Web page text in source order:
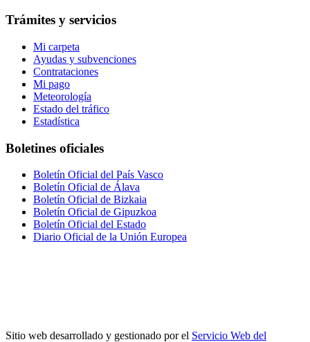
Trámites y servicios
Mi carpeta
Ayudas y subvenciones
Contrataciones
Mi pago
Meteorología
Estado del tráfico
Estadística
Boletines oficiales
Boletín Oficial del País Vasco
Boletín Oficial de Álava
Boletín Oficial de Bizkaia
Boletín Oficial de Gipuzkoa
Boletín Oficial del Estado
Diario Oficial de la Unión Europea
Sitio web desarrollado y gestionado por el Servicio Web del